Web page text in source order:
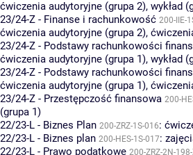
ćwiczenia audytoryjne (grupa 2), wykład
23/24-Z - Finanse i rachunkowość 200-IIE-
ćwiczenia audytoryjne (grupa 2),
23/24-Z - Podstawy rachunkowości
ćwiczenia audytoryjne (grupa 1), wykład
23/24-Z - Podstawy rachunkowości
ćwiczenia audytoryjne (grupa 1),
23/24-Z - Przestępczość finansowa 200-
(grupa 1)
22/23-L - Biznes Plan 200-ZRZ-1S-016:
22/23-L - Biznes plan 200-HES-1S-017:
22/23-L - Prawo podatkowe 200-ZRZ-2N-